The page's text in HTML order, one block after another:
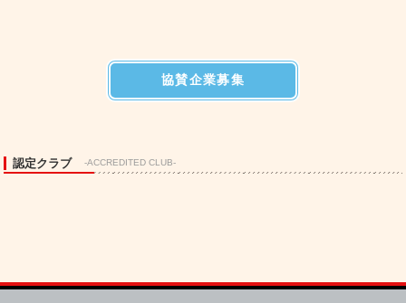
協賛企業募集
認定クラブ -ACCREDITED CLUB-